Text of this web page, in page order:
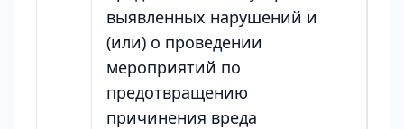
выявленных нарушений и
(или) о проведении
мероприятий по
предотвращению
причинения вреда